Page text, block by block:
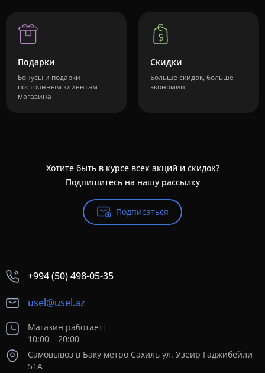
Подарки
Бонусы и подарки
постоянным клиентам
магазина
Скидки
Больше скидок, больше
экономии!
Хотите быть в курсе всех акций и скидок?
Подпишитесь на нашу рассылку
Подписаться
+994 (50) 498-05-35
usel@usel.az
Магазин работает:
10:00 – 20:00
Самовывоз в Баку метро Сахиль ул. Узеир Гаджибейли
51А